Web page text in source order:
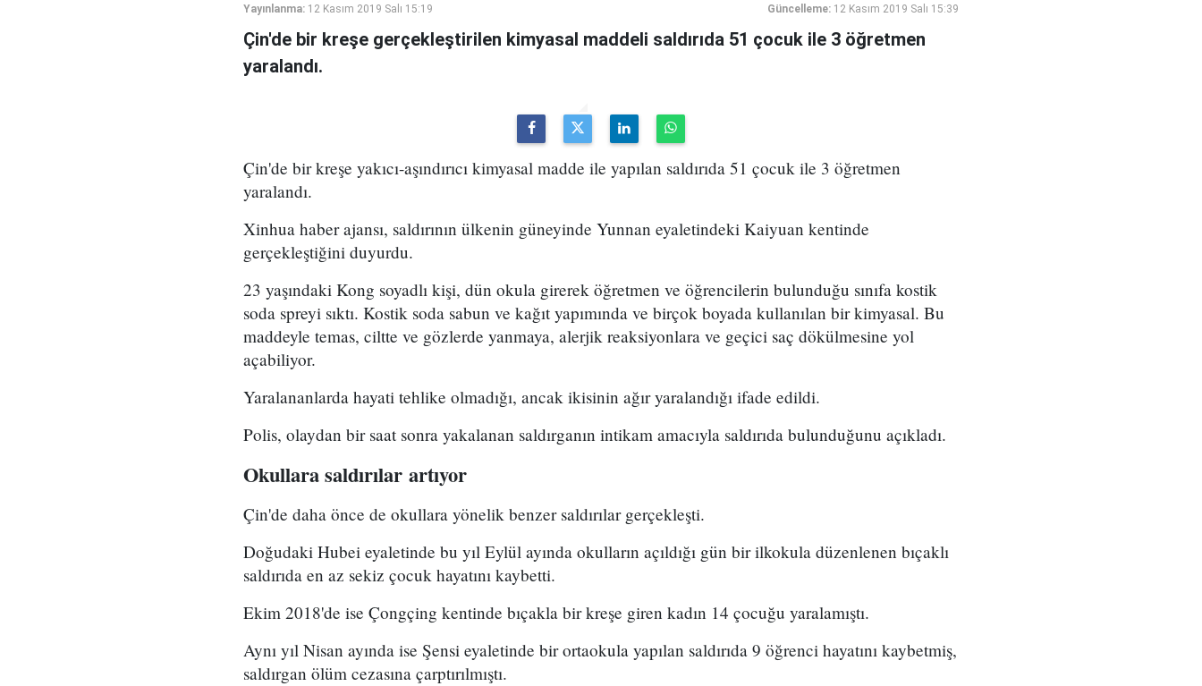
Yayınlanma: 12 Kasım 2019 Salı 15:19 Güncelleme: 12 Kasım 2019 Salı 15:39
Çin'de bir kreşe gerçekleştirilen kimyasal maddeli saldırıda 51 çocuk ile 3 öğretmen
yaralandı.
Çin'de bir kreşe yakıcı-aşındırıcı kimyasal madde ile yapılan saldırıda 51 çocuk ile 3 öğretmen
yaralandı.
Xinhua haber ajansı, saldırının ülkenin güneyinde Yunnan eyaletindeki Kaiyuan kentinde
gerçekleştiğini duyurdu.
23 yaşındaki Kong soyadlı kişi, dün okula girerek öğretmen ve öğrencilerin bulunduğu sınıfa kostik
soda spreyi sıktı. Kostik soda sabun ve kağıt yapımında ve birçok boyada kullanılan bir kimyasal. Bu
maddeyle temas, ciltte ve gözlerde yanmaya, alerjik reaksiyonlara ve geçici saç dökülmesine yol
açabiliyor.
Yaralananlarda hayati tehlike olmadığı, ancak ikisinin ağır yaralandığı ifade edildi.
Polis, olaydan bir saat sonra yakalanan saldırganın intikam amacıyla saldırıda bulunduğunu açıkladı.
Okullara saldırılar artıyor
Çin'de daha önce de okullara yönelik benzer saldırılar gerçekleşti.
Doğudaki Hubei eyaletinde bu yıl Eylül ayında okulların açıldığı gün bir ilkokula düzenlenen bıçaklı
saldırıda en az sekiz çocuk hayatını kaybetti.
Ekim 2018'de ise Çongçing kentinde bıçakla bir kreşe giren kadın 14 çocuğu yaralamıştı.
Aynı yıl Nisan ayında ise Şensi eyaletinde bir ortaokula yapılan saldırıda 9 öğrenci hayatını kaybetmiş,
saldırgan ölüm cezasına çarptırılmıştı.